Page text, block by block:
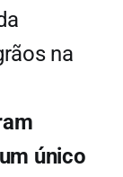
na
único